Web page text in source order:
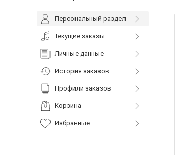
Персональный раздел
Текущие заказы
Личные данные
История заказов
Профили заказов
Корзина
Избранные